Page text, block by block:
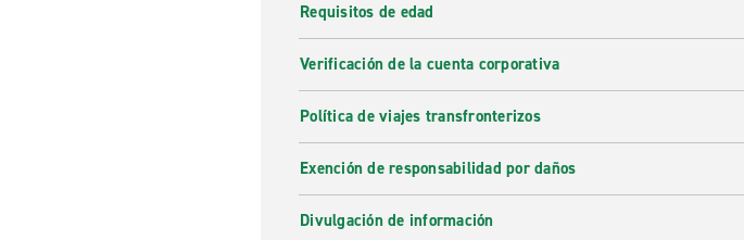
Requisitos de edad
Verificación de la cuenta corporativa
Política de viajes transfronterizos
Exención de responsabilidad por daños
Divulgación de información